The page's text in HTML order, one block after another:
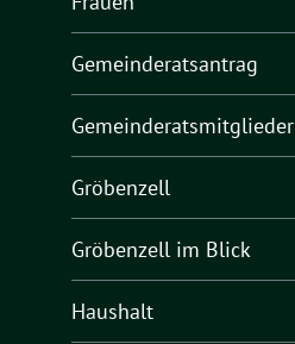
Gemeinderatsantrag
Gemeinderatsmitglieder
Gröbenzell
Gröbenzell im Blick
Haushalt